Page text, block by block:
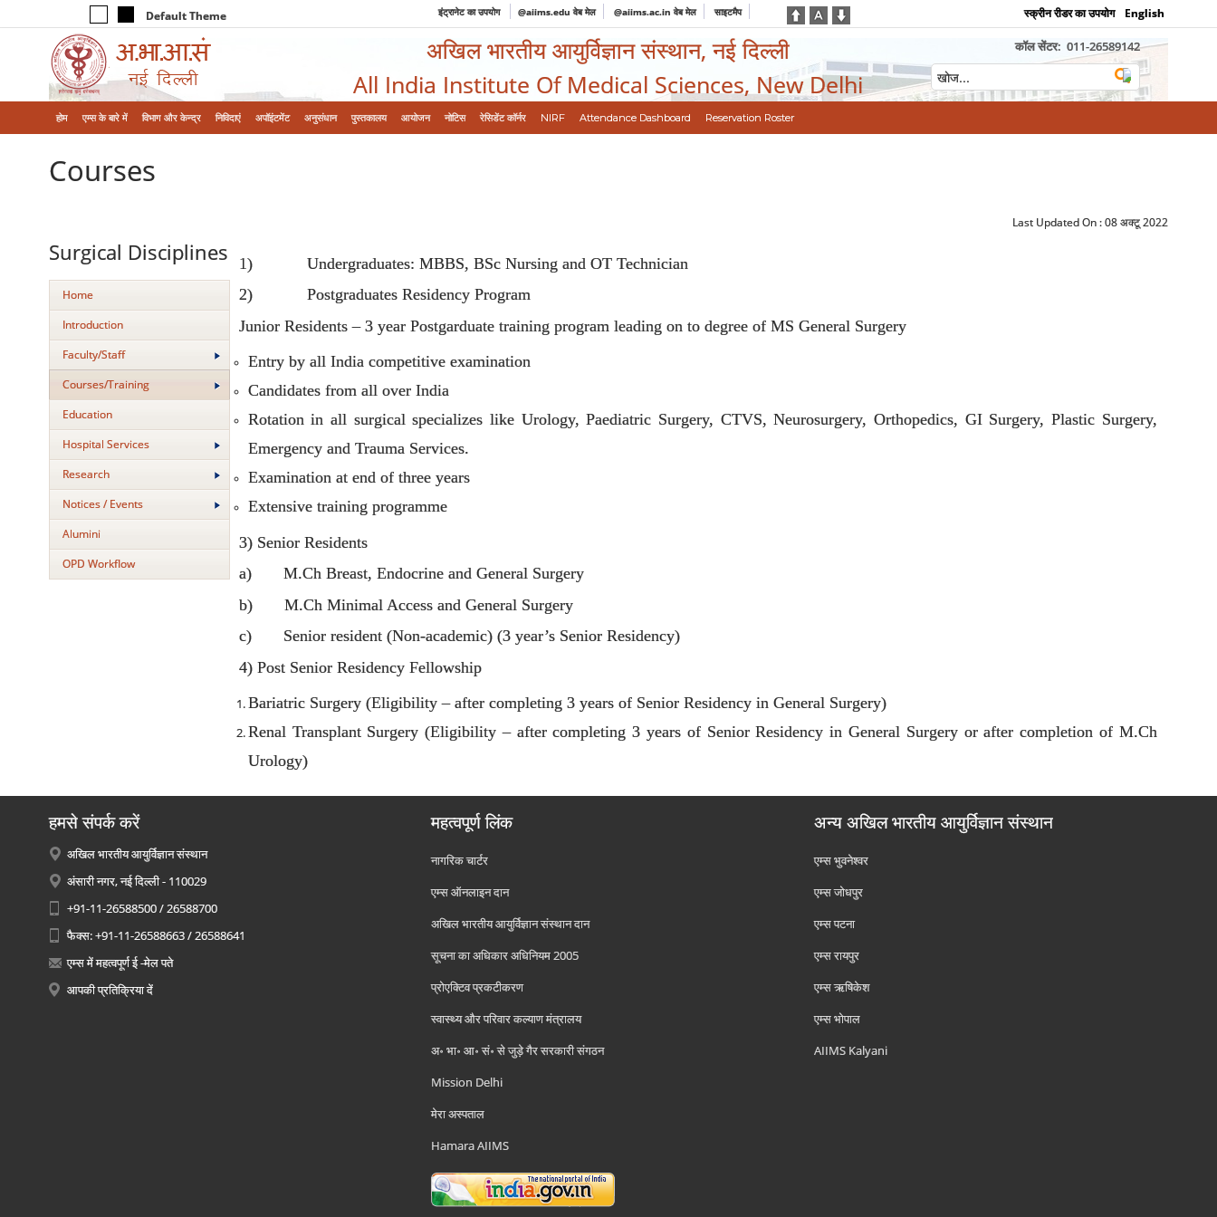
Default Theme इंट्रानेट का उपयोग @aiims.edu वेब मेल @aiims.ac.in वेब मेल साइटमैप स्क्रीन रीडर का उपयोग English
अखिल भारतीय आयुर्विज्ञान संस्थान, नई दिल्ली
All India Institute Of Medical Sciences, New Delhi
कॉल सेंटर: 011-26589142
होम एम्‍स के बारे में विभाग और केन्‍द्र निविदाएं अपॉइंटमेंट अनुसंधान पुस्तकालय आयोजन नोटिस रेसिडेंट कॉर्नर NIRF Attendance Dashboard Reservation Roster
Courses
Last Updated On :08 अक्टू 2022
Surgical Disciplines
Home
Introduction
Faculty/Staff
Courses/Training
Education
Hospital Services
Research
Notices / Events
Alumini
OPD Workflow
1) Undergraduates: MBBS, BSc Nursing and OT Technician
2) Postgraduates Residency Program
Junior Residents – 3 year Postgarduate training program leading on to degree of MS General Surgery
Entry by all India competitive examination
Candidates from all over India
Rotation in all surgical specializes like Urology, Paediatric Surgery, CTVS, Neurosurgery, Orthopedics, GI Surgery, Plastic Surgery,
Emergency and Trauma Services.
Examination at end of three years
Extensive training programme
3) Senior Residents
a) M.Ch Breast, Endocrine and General Surgery
b) M.Ch Minimal Access and General Surgery
c) Senior resident (Non-academic) (3 year’s Senior Residency)
4) Post Senior Residency Fellowship
Bariatric Surgery (Eligibility – after completing 3 years of Senior Residency in General Surgery)
Renal Transplant Surgery (Eligibility – after completing 3 years of Senior Residency in General Surgery or after completion of M.Ch
Urology)
हमसे संपर्क करें
अखिल भारतीय आयुर्विज्ञान संस्थान
अंसारी नगर, नई दिल्ली - 110029
+91-11-26588500 / 26588700
फैक्स: +91-11-26588663 / 26588641
एम्स में महत्वपूर्ण ई -मेल पते
आपकी प्रतिक्रिया दें
महत्वपूर्ण लिंक
नागरिक चार्टर
एम्स ऑनलाइन दान
अखिल भारतीय आयुर्विज्ञान संस्थान दान
सूचना का अधिकार अधिनियम 2005
प्रोएक्टिव प्रकटीकरण
स्वास्थ्य और परिवार कल्याण मंत्रालय
अ॰ भा॰ आ॰ सं॰ से जुड़े गैर सरकारी संगठन
Mission Delhi
मेरा अस्पताल
Hamara AIIMS
अन्य अखिल भारतीय आयुर्विज्ञान संस्थान
एम्‍स भुवनेश्वर
एम्‍स जोधपुर
एम्‍स पटना
एम्‍स रायपुर
एम्‍स ऋषिकेश
एम्‍स भोपाल
AIIMS Kalyani